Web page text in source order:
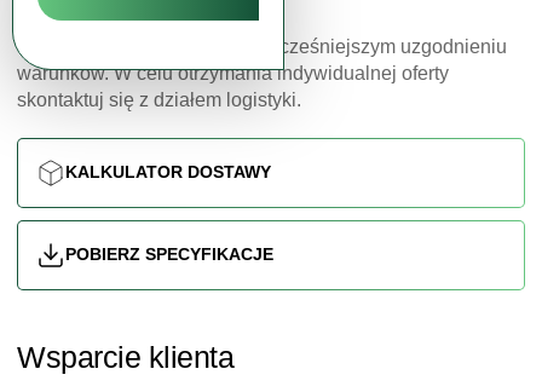
Oferujemy opcję dostawy po wcześniejszym uzgodnieniu
warunków. W celu otrzymania indywidualnej oferty
skontaktuj się z działem logistyki.
KALKULATOR DOSTAWY
POBIERZ SPECYFIKACJE
Wsparcie klienta